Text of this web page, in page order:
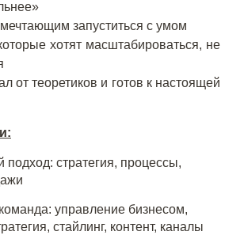
запуститься с умом
хотят масштабироваться, не
от теоретиков и готов к настоящей
подход: стратегия, процессы,
управление бизнесом,
стайлинг, контент, каналы